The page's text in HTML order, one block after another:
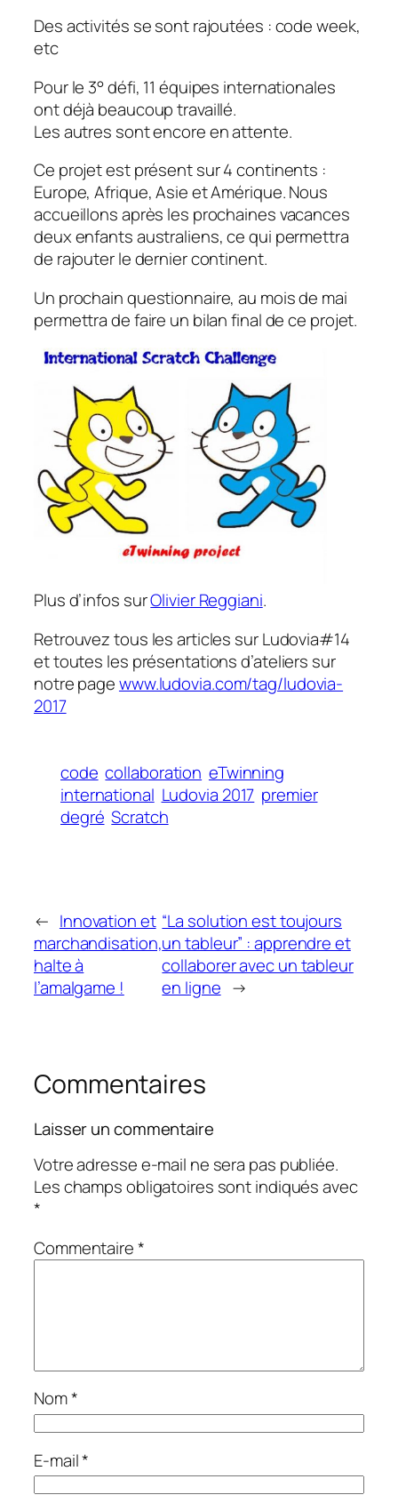
Des activités se sont rajoutées : code week,
etc
Pour le 3° défi, 11 équipes internationales
ont déjà beaucoup travaillé.
Les autres sont encore en attente.
Ce projet est présent sur 4 continents :
Europe, Afrique, Asie et Amérique. Nous
accueillons après les prochaines vacances
deux enfants australiens, ce qui permettra
de rajouter le dernier continent.
Un prochain questionnaire, au mois de mai
permettra de faire un bilan final de ce projet.
Plus d’infos surOlivier Reggiani.
Retrouvez tous les articles sur Ludovia#14
et toutes les présentations d’ateliers sur
notre pagewww.ludovia.com/tag/ludovia-
2017
code collaboration eTwinning
international Ludovia 2017 premier
degré Scratch
← Innovation et
marchandisation,
halte à
l’amalgame !
“La solution est toujours
un tableur” : apprendre et
collaborer avec un tableur
en ligne →
Commentaires
Laisser un commentaire
Votre adresse e-mail ne sera pas publiée.
Les champs obligatoires sont indiqués avec
*
Commentaire*
Nom*
E-mail*